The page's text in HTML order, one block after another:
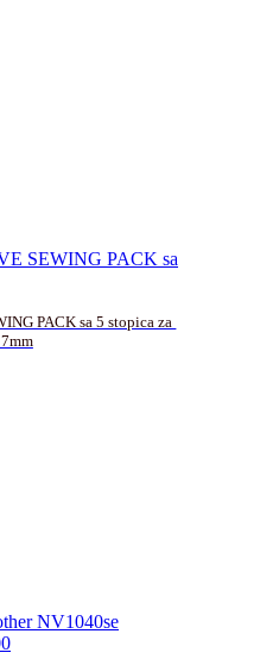
PACK sa 5 stopica za